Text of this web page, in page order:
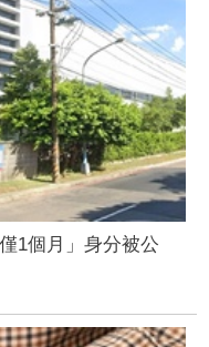
1個月」身分被公